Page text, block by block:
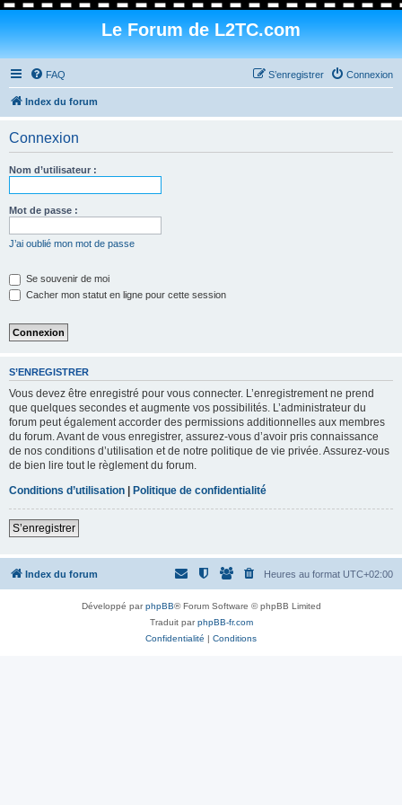
Le Forum de L2TC.com
FAQ Connexion
S’enregistrer
Index du forum
Connexion
Nom d’utilisateur :
Mot de passe :
J’ai oublié mon mot de passe
Se souvenir de moi
Cacher mon statut en ligne pour cette session
S’ENREGISTRER
Vous devez être enregistré pour vous connecter. L’enregistrement ne prend
que quelques secondes et augmente vos possibilités. L’administrateur du
forum peut également accorder des permissions additionnelles aux membres
du forum. Avant de vous enregistrer, assurez-vous d’avoir pris connaissance
de nos conditions d’utilisation et de notre politique de vie privée. Assurez-vous
de bien lire tout le règlement du forum.
Conditions d’utilisation | Politique de confidentialité
S’enregistrer
Index du forum Heures au format UTC+02:00
Développé parphpBB® Forum Software © phpBB Limited
Traduit parphpBB-fr.com
Confidentialité | Conditions